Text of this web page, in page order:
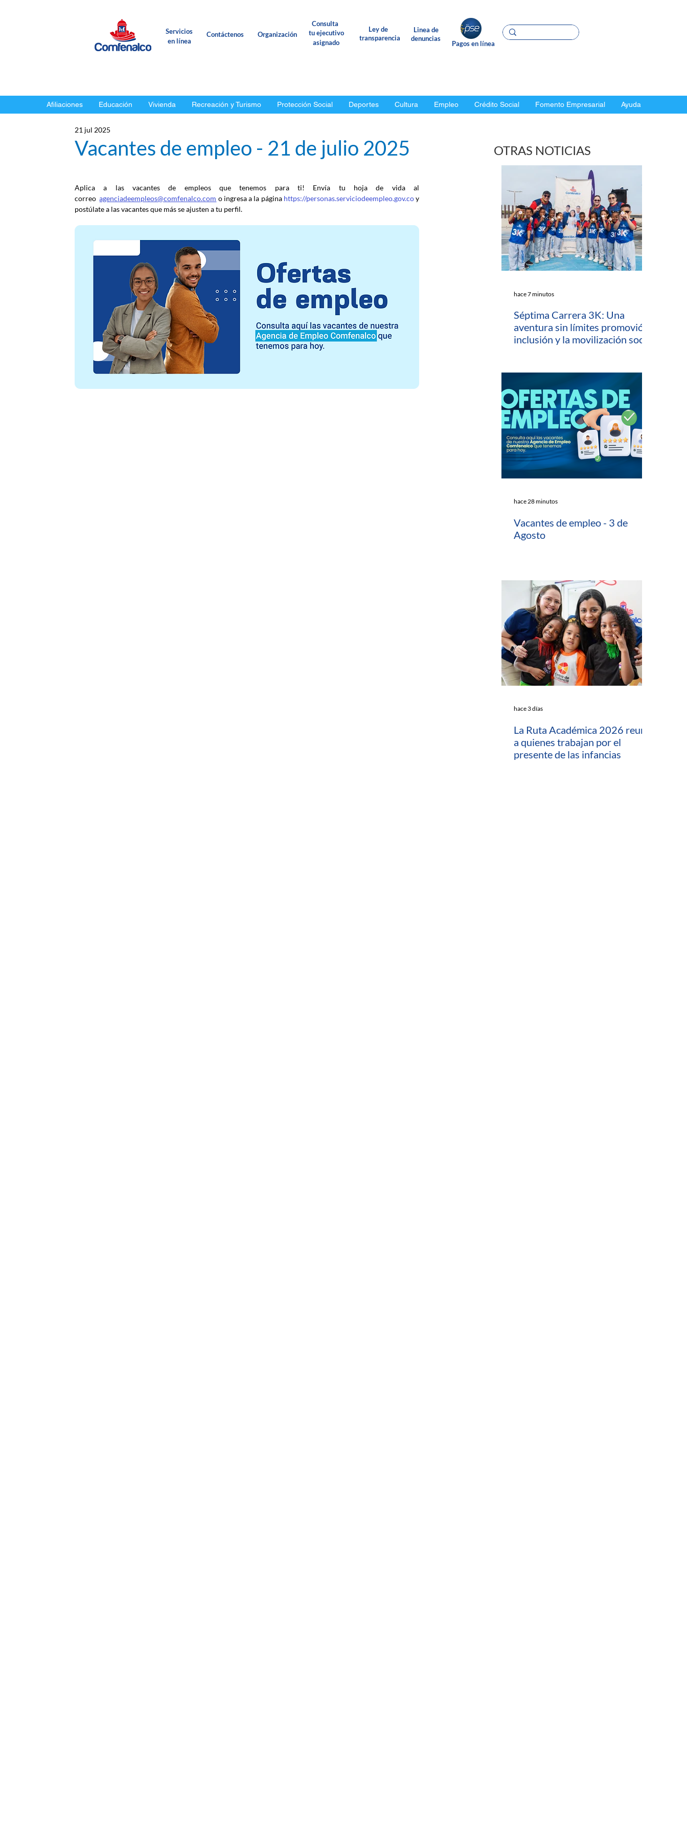
Servicios
en línea
Contáctenos Organización
Consulta
tu ejecutivo
asignado
Ley de
transparencia
Linea de
denuncias
Pagos en línea
Afiliaciones Educación Vivienda Recreación y Turismo Protección Social Deportes Cultura Empleo Crédito Social Fomento Empresarial Ayuda
Vacantes de empleo - 21 de julio 2025
21 jul 2025
Aplica a las vacantes de empleos que tenemos para ti! Envía tu hoja de vida al
correo agenciadeempleos@comfenalco.com o ingresa a la página https://personas.serviciodeempleo.gov.co y
postúlate a las vacantes que más se ajusten a tu perfil.
OTRAS NOTICIAS
Séptima Carrera 3K: Una
aventura sin límites promovió la
inclusión y la movilización social
hace 7 minutos
Vacantes de empleo - 3 de
Agosto
hace 28 minutos
La Ruta Académica 2026 reunió
a quienes trabajan por el
presente de las infancias
hace 3 días